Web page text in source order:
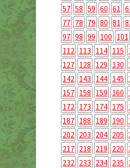
57 58 59 60 61
77 78 79 80 81
97 98 99 100 101
112 113 114 115
127 128 129 130
142 143 144 145
157 158 159 160
172 173 174 175
187 188 189 190
202 203 204 205
217 218 219 220
232 233 234 235